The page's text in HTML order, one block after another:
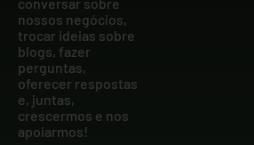
nossos negócios,
trocar ideias sobre
blogs, fazer
perguntas,
oferecer respostas
e, juntas,
crescermos e nos
apoiarmos!